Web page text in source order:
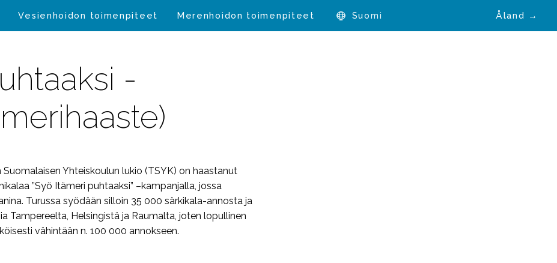
Vesienhoidon toimenpiteet Merenhoidon toimenpiteet Suomi Åland →
-
Yhteiskoulun lukio (TSYK) on haastanut
”Syö Itämeri puhtaaksi” –kampanjalla, jossa
Turussa syödään silloin 35 000 särkikala-annosta ja
Tampereelta, Helsingistä ja Raumalta, joten lopullinen
vähintään n. 100 000 annokseen.